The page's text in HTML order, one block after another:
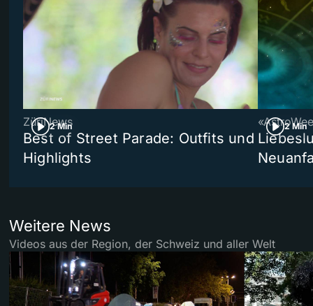
2 Min
ZüriNews
Best of Street Parade: Outfits und
Highlights
2 Min
Weitere News
Videos aus der Region, der Schweiz und aller Welt